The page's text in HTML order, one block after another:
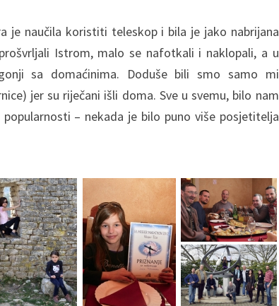
je naučila koristiti teleskop i bila je jako nabrijana
Istrom, malo se nafotkali i naklopali, a u
sa domaćinima. Doduše bili smo samo mi
jer su riječani išli doma. Sve u svemu, bilo nam
– nekada je bilo puno više posjetitelja